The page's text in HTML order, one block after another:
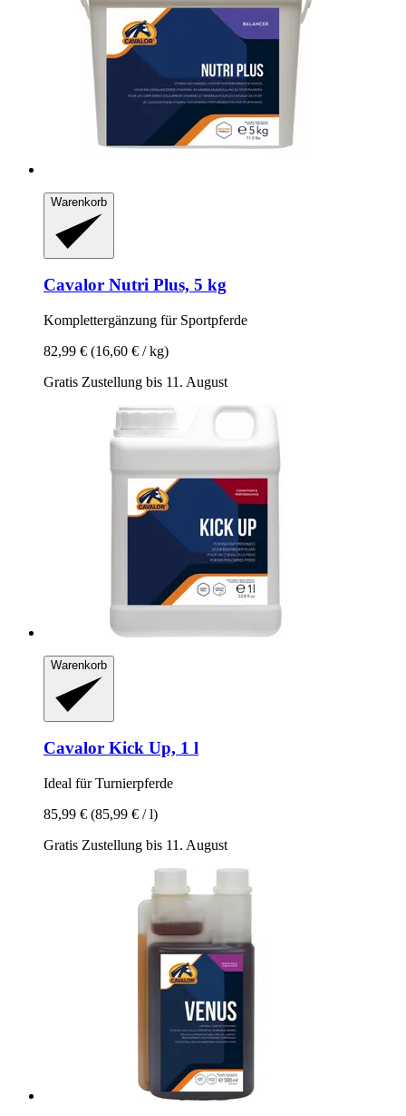
Warenkorb
Cavalor Nutri Plus, 5 kg
Komplettergänzung für Sportpferde
82,99 € (16,60 € / kg)
Gratis Zustellung bis 11. August
Warenkorb
Cavalor Kick Up, 1 l
Ideal für Turnierpferde
85,99 € (85,99 € / l)
Gratis Zustellung bis 11. August